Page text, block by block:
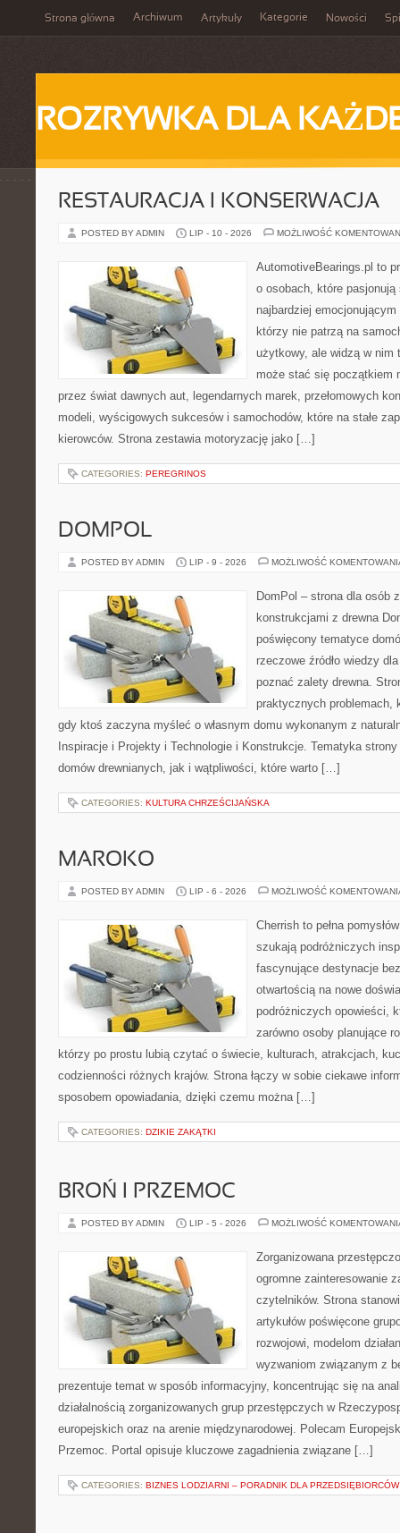
Strona główna Archiwum Artykuły Kategorie Nowości
ROZRYWKA DLA
RESTAURACJA I KONSERWACJA
POSTED BY ADMIN LIP - 10 - 2026 MOŻLIWOŚĆ
AutomotiveBearings.pl to
o osobach, które
najbardziej
którzy nie patrzą na
użytkowy, ale widzą w nim
może stać się początkiem
przez świat dawnych aut, legendarnych marek, przełomowych
modeli, wyścigowych sukcesów i samochodów, które na stałe
kierowców. Strona zestawia motoryzację jako […]
CATEGORIES: PEREGRINOS
DOMPOL
POSTED BY ADMIN LIP - 9 - 2026 MOŻLIWOŚĆ
DomPol – strona dla osób
konstrukcjami z drewna
poświęcony tematyce
rzeczowe źródło wiedzy
poznać zalety drewna.
praktycznych problemach,
gdy ktoś zaczyna myśleć o własnym domu wykonanym z
Inspiracje i Projekty i Technologie i Konstrukcje. Tematyka
domów drewnianych, jak i wątpliwości, które warto […]
CATEGORIES: KULTURA CHRZEŚCIJAŃSKA
MAROKO
POSTED BY ADMIN LIP - 6 - 2026 MOŻLIWOŚĆ
Cherrish to pełna
szukają podróżniczych
fascynujące destynacje
otwartością na nowe
podróżniczych opowieści,
zarówno osoby planujące
którzy po prostu lubią czytać o świecie, kulturach, atrakcjach,
codzienności różnych krajów. Strona łączy w sobie ciekawe
sposobem opowiadania, dzięki czemu można […]
CATEGORIES: DZIKIE ZAKĄTKI
BROŃ I PRZEMOC
POSTED BY ADMIN LIP - 5 - 2026 MOŻLIWOŚĆ
Zorganizowana
ogromne zainteresowanie
czytelników. Strona
artykułów poświęcone
rozwojowi, modelom
wyzwaniom związanym z
prezentuje temat w sposób informacyjny, koncentrując się na
działalnością zorganizowanych grup przestępczych w
europejskich oraz na arenie międzynarodowej. Polecam
Przemoc. Portal opisuje kluczowe zagadnienia związane […]
CATEGORIES: BIZNES LODZIARNI – PORADNIK DLA PRZEDSIĘBIORCÓW